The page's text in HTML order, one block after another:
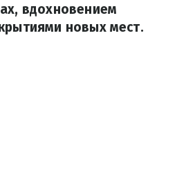
вдохновением
новых мест.